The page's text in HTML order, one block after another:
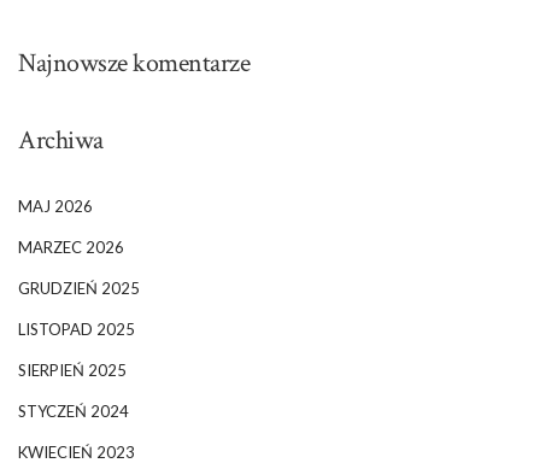
Najnowsze komentarze
Archiwa
MAJ 2026
MARZEC 2026
GRUDZIEŃ 2025
LISTOPAD 2025
SIERPIEŃ 2025
STYCZEŃ 2024
KWIECIEŃ 2023